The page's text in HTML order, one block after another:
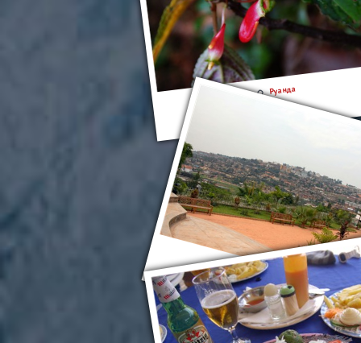
Руанда
Кигали